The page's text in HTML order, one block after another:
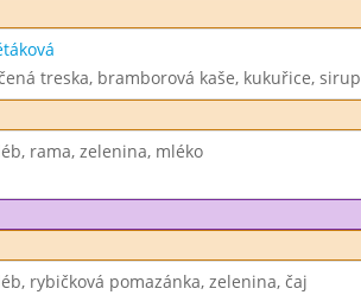
treska, bramborová kaše, kukuřice, sirup
rama, zelenina, mléko
rybičková pomazánka, zelenina, čaj